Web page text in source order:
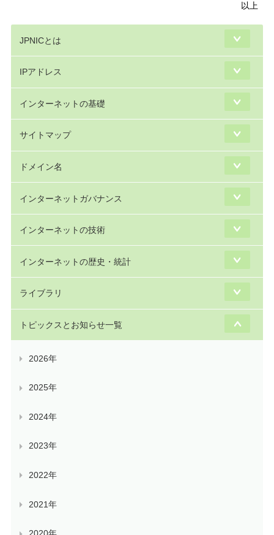
以上
JPNICとは
IPアドレス
インターネットの基礎
サイトマップ
ドメイン名
インターネットガバナンス
インターネットの技術
インターネットの歴史・統計
ライブラリ
トピックスとお知らせ一覧
2026年
2025年
2024年
2023年
2022年
2021年